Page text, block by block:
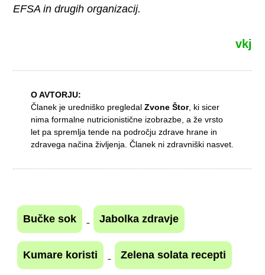
EFSA in drugih organizacij.
vkj
O AVTORJU:
Članek je uredniško pregledalZvone Štor, ki sicer
nima formalne nutricionistične izobrazbe, a že vrsto
let pa spremlja tende na področju zdrave hrane in
zdravega načina življenja. Članek ni zdravniški nasvet.
Bučke sok Jabolka zdravje
Kumare koristi Zelena solata recepti